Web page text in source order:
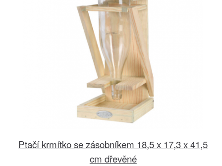
Ptačí krmítko se zásobníkem 18,5 x 17,3 x 41,5
cm dřevěné